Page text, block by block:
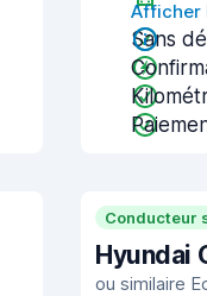
Afficher
Sans
Conducteur
Hyundai
ou similaire